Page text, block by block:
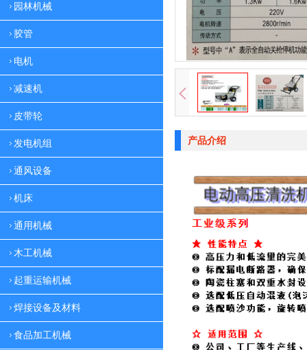
园林机械
胶管
电机
减速机
皮带轮
发电机组
通风设备
机床
通用机械
木工机械
起重运输机械
焊接设备及材料
食品加工机械
产品介绍